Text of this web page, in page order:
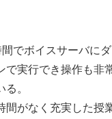
でボイスサーバに
で実行でき操作も
。
がなく充実した授